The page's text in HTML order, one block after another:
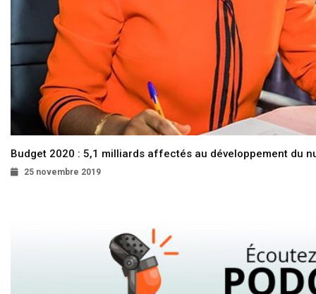
Budget 2020 : 5,1 milliards affectés au développement du
25 novembre 2019